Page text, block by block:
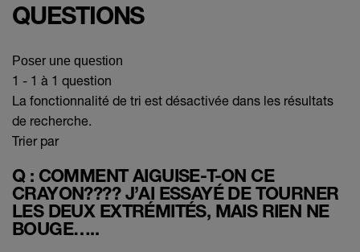
QUESTIONS
Poser une question
1 - 1 à 1 question
La fonctionnalité de tri est désactivée dans les résultats
de recherche.
Trier par
Q : COMMENT AIGUISE-T-ON CE
CRAYON???? J’AI ESSAYÉ DE TOURNER
LES DEUX EXTRÉMITÉS, MAIS RIEN NE
BOUGE…..